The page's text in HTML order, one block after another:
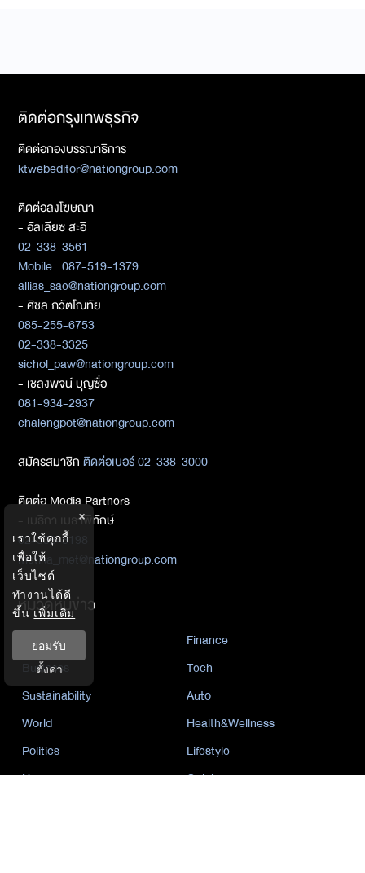
ติดต่อกรุงเทพธุรกิจ
ติดต่อกองบรรณาธิการ
ktwebeditor@nationgroup.com
ติดต่อลงโฆษณา
- อัลเลียซ สะอิ
02-338-3561
Mobile : 087-519-1379
allias_sae@nationgroup.com
- ศิชล ภวัตโณทัย
085-255-6753
02-338-3325
sichol_paw@nationgroup.com
- เชลงพจน์ บุญซื่อ
081-934-2937
chalengpot@nationgroup.com
สมัครสมาชิกติดต่อเบอร์ 02-338-3000
ติดต่อ Media Partners
- เมธิกา เมธาพิทักษ์
02-338-3198
metika_met@nationgroup.com
หมวดหมู่ข่าว
Economics
Finance
Business
Tech
Sustainability
Auto
World
Health&Wellness
Politics
Lifestyle
News
Opinion
×
เราใช้คุกกี้
เพื่อให้
เว็บไซต์
ทำงานได้ดี
ขึ้นเพิ่มเติม
ยอมรับ
ตั้งค่า